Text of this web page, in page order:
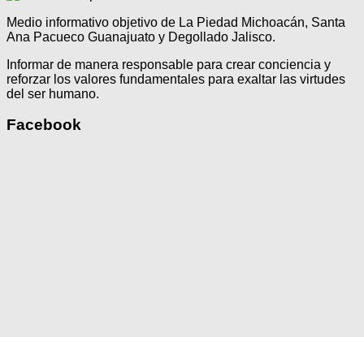
Medio informativo objetivo de La Piedad Michoacán, Santa
Ana Pacueco Guanajuato y Degollado Jalisco.
Informar de manera responsable para crear conciencia y
reforzar los valores fundamentales para exaltar las virtudes
del ser humano.
Facebook